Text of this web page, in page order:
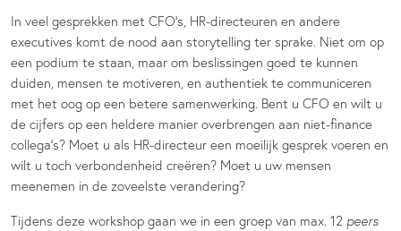
In veel gesprekken met CFO’s, HR-directeuren en andere
executives komt de nood aan storytelling ter sprake. Niet om op
een podium te staan, maar om beslissingen goed te kunnen
duiden, mensen te motiveren, en authentiek te communiceren
met het oog op een betere samenwerking. Bent u CFO en wilt u
de cijfers op een heldere manier overbrengen aan niet-finance
collega’s? Moet u als HR-directeur een moeilijk gesprek voeren en
wilt u toch verbondenheid creëren? Moet u uw mensen
meenemen in de zoveelste verandering?
Tijdens deze workshop gaan we in een groep van max. 12 peers